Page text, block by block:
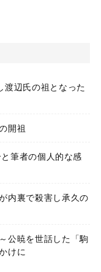
渡辺氏の祖となった
開祖
筆者の個人的な感
内裏で殺害し承久の
公暁を世話した「駒
けに